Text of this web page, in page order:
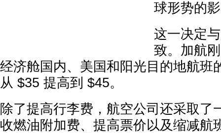
球形势的
这一决定
致。加航
经济舱国内、美国和阳光目的地航班
从 $35 提高到 $45。
除了提高行李费，航空公司还采取了
收燃油附加费、提高票价以及缩减航